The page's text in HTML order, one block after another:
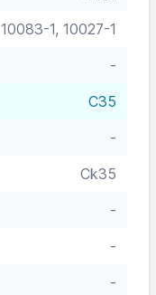
10083-1, 10027-1
-
C35
-
Ck35
-
-
-